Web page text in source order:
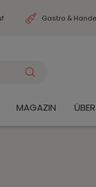
Gastro &
MAGAZIN